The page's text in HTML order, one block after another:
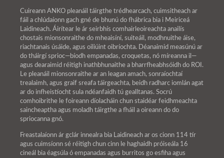
Cuireann ANKO pleanáil táirgthe trédhearcach, cuimsitheach ar
fáil a chlúdaíonn gach gné de bhunú do fhábrica bia i Meiriceá
Laidineach. Áirítear le ár seirbhís comhairleoireachta anailís
chostais mionsonraithe do mheaisíní, suiteáil, modhnuithe áise,
riachtanais úsáide, agus oiliúint oibríochta. Déanaimid measúnú ar
do tháirgí sprioc—bíodh empanadas, croquetas, nó míreanna il—
agus dearaimid réitigh inathbhunaithe a bharrfheabhsóidh do ROI.
Le pleanáil mionsonraithe ar an leagan amach, sonraíochtaí
trealaimh, agus graif sreafa táirgeachta, beidh radharc iomlán agat
ar do infheistíocht sula ndéanfaidh tú gealltanas. Socrú
comhoibrithe le foireann díolacháin chun staidéar feidhmeachta
saincheaptha agus moladh táirgthe a fháil a oireann do do
spriocanna gnó.
Freastalaíonn ár gclár innealra bia Laidineach ar os cionn 114 tír
agus cuimsíonn sé réitigh chun cinn le haghaidh próiseála 16
cineál bia éagsúla ó empanadas agus burritos go esfiha agus